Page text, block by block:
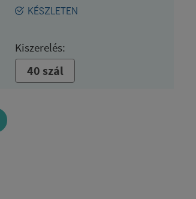
KÉSZLETEN
Kiszerelés:
40 szál